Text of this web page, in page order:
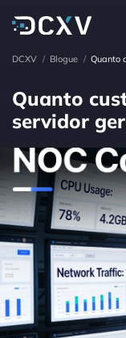
DCXV / Blogue / Quanto
Quanto
servidor